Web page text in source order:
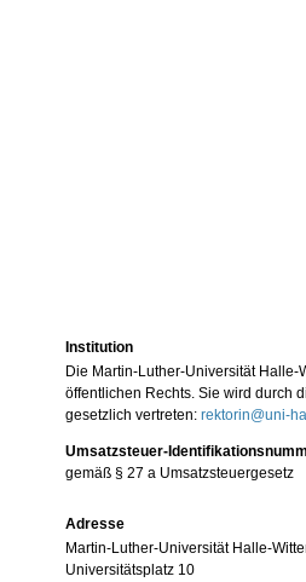
Institution
Die Martin-Luther-Universität
öffentlichen Rechts. Sie wird durch
gesetzlich vertreten: rektorin@uni-
Umsatzsteuer-
gemäß § 27 a Umsatzsteuergesetz
Adresse
Martin-Luther-Universität Halle-
Universitätsplatz 10